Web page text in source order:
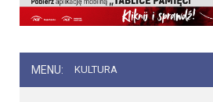
MENU: KULTURA